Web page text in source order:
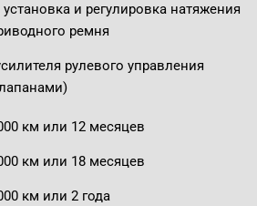
и регулировка натяжения
ремня
рулевого управления
км или 12 месяцев
км или 18 месяцев
км или 2 года